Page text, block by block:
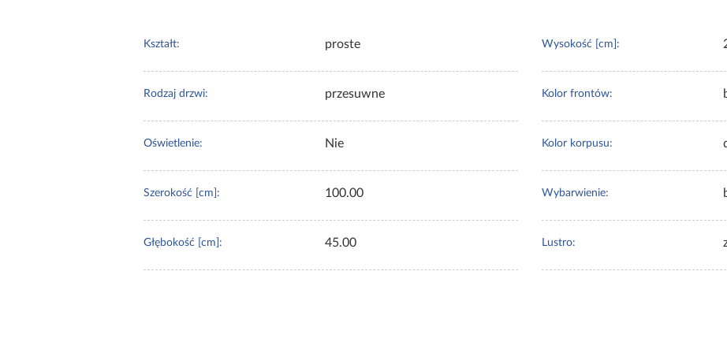
Kształt: proste
Rodzaj drzwi: przesuwne
Oświetlenie: Nie
Szerokość [cm]: 100.00
Głębokość [cm]: 45.00
Wysokość [cm]:
Kolor frontów:
Kolor korpusu:
Wybarwienie:
Lustro: